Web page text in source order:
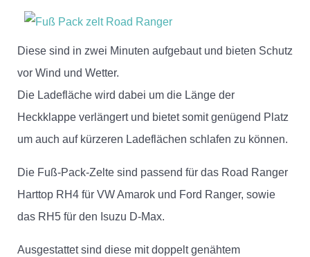
Diese sind in zwei Minuten aufgebaut und bieten Schutz
vor Wind und Wetter.
Die Ladefläche wird dabei um die Länge der
Heckklappe verlängert und bietet somit genügend Platz
um auch auf kürzeren Ladeflächen schlafen zu können.
Die Fuß-Pack-Zelte sind passend für das Road Ranger
Harttop RH4 für VW Amarok und Ford Ranger, sowie
das RH5 für den Isuzu D-Max.
Ausgestattet sind diese mit doppelt genähtem